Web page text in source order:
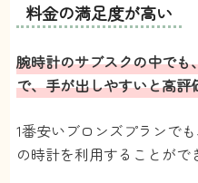
ますが、ちゃんとしてい
も安心です。
登録自体は簡単で、返却
ないので使いやすいは使
ただ、毎回メールでのや
とかになったらもっと使
【補償サービス】
月500円で補償サービスを
料金の満足度が高い
腕時計のサブスクの中で
で、手が出しやすいと高評
1番安いブロンズプランで
の時計を利用することがで